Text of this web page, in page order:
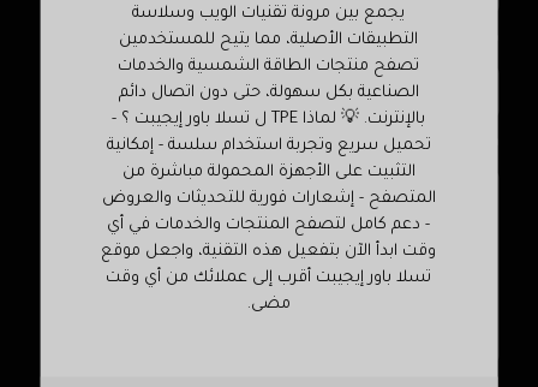
يجمع بين مرونة تقنيات الويب وسلاسة
التطبيقات الأصلية، مما يتيح للمستخدمين
تصفح منتجات الطاقة الشمسية والخدمات
الصناعية بكل سهولة، حتى دون اتصال دائم
بالإنترنت. 💡 لماذا TPE ل تسلا باور إيجيبت ؟ -
تحميل سريع وتجربة استخدام سلسة - إمكانية
التثبيت على الأجهزة المحمولة مباشرة من
المتصفح - إشعارات فورية للتحديثات والعروض
- دعم كامل لتصفح المنتجات والخدمات في أي
وقت ابدأ الآن بتفعيل هذه التقنية، واجعل موقع
تسلا باور إيجيبت أقرب إلى عملائك من أي وقت
مضى.